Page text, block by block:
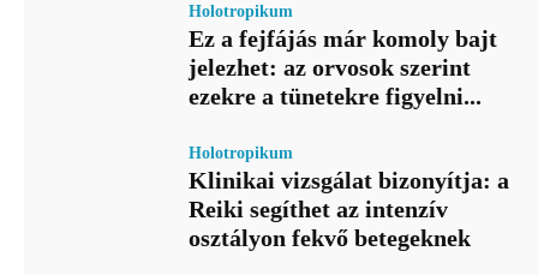
Holotropikum
Ez a fejfájás már komoly bajt
jelezhet: az orvosok szerint
ezekre a tünetekre figyelni...
Holotropikum
Klinikai vizsgálat bizonyítja: a
Reiki segíthet az intenzív
osztályon fekvő betegeknek